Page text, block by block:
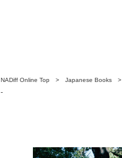
NADiff Online Top > Japanese Books
-